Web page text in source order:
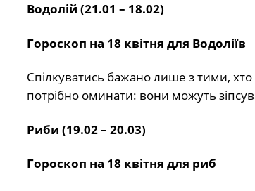
Водолій (21.01 – 18.02)
Гороскоп на 18 квітня для Водоліїв
Спілкуватись бажано лише з тими,
потрібно оминати: вони можуть
Риби (19.02 – 20.03)
Гороскоп на 18 квітня для риб